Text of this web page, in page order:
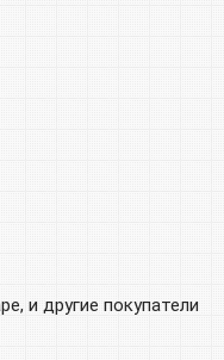
и другие покупатели